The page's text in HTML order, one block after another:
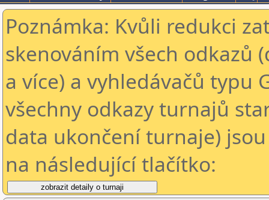
Poznámka: Kvůli redukci
skenováním všech odkazů
a více) a vyhledávačů typu
všechny odkazy turnajů
data ukončení turnaje)
na následující tlačítko: